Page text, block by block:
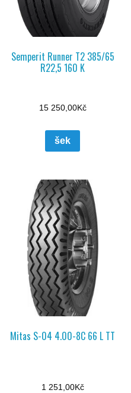
Semperit Runner T2 385/65
R22,5 160 K
15 250,00Kč
šek
Mitas S-04 4.00-8C 66 L TT
1 251,00Kč